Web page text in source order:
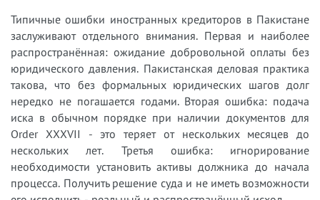
Типичные ошибки иностранных кредиторов в Пакистане
заслуживают отдельного внимания. Первая и наиболее
распространённая: ожидание добровольной оплаты без
юридического давления. Пакистанская деловая практика
такова, что без формальных юридических шагов долг
нередко не погашается годами. Вторая ошибка: подача
иска в обычном порядке при наличии документов для
Order XXXVII - это теряет от нескольких месяцев до
нескольких лет. Третья ошибка: игнорирование
необходимости установить активы должника до начала
процесса. Получить решение суда и не иметь возможности